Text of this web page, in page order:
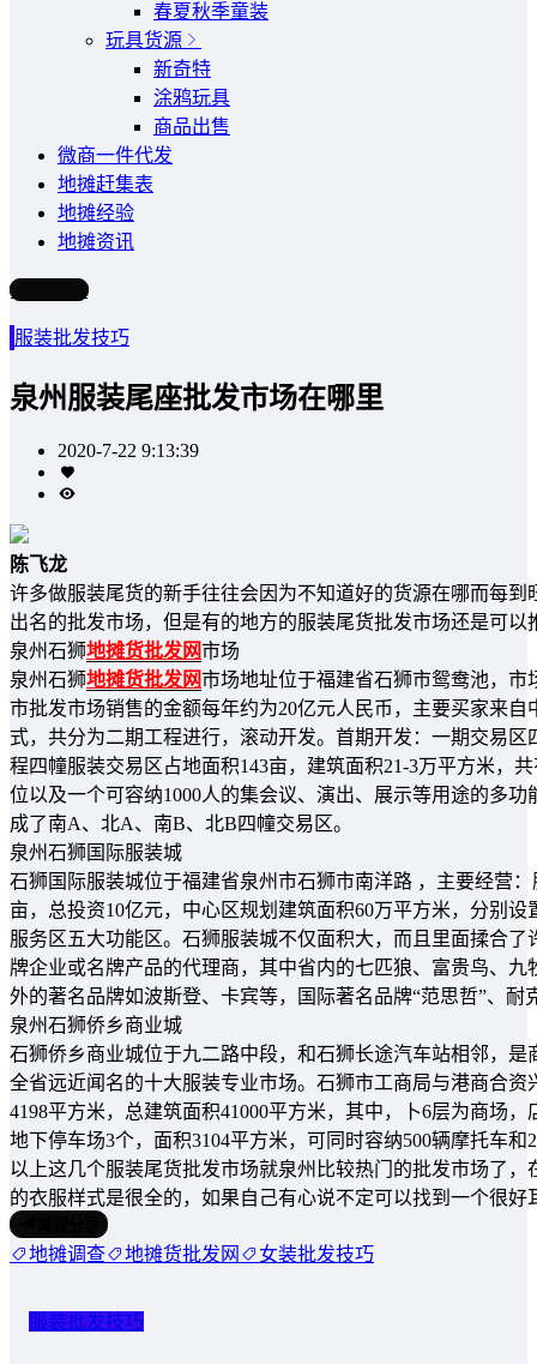
春夏秋季童装
玩具货源
新奇特
涂鸦玩具
商品出售
微商一件代发
地摊赶集表
地摊经验
地摊资讯
写文章
服装批发技巧
泉州服装尾座批发市场在哪里
2020-7-22 9:13:39
陈飞龙
许多做服装尾货的新手往往会因为不知道好的货源在哪而每
出名的批发市场，但是有的地方的服装尾货批发市场还是可
泉州石狮地摊货批发网市场
泉州石狮地摊货批发网市场地址位于福建省石狮市鸳鸯池，
市批发市场销售的金额每年约为20亿元人民币，主要买家来
式，共分为二期工程进行，滚动开发。首期开发：一期交易
程四幢服装交易区占地面积143亩，建筑面积21-3万平方米，
位以及一个可容纳1000人的集会议、演出、展示等用途的多
成了南A、北A、南B、北B四幢交易区。
泉州石狮国际服装城
石狮国际服装城位于福建省泉州市石狮市南洋路 ，主要经营
亩，总投资10亿元，中心区规划建筑面积60万平方米，分别
服务区五大功能区。石狮服装城不仅面积大，而且里面揉合
牌企业或名牌产品的代理商，其中省内的七匹狼、富贵鸟、
外的著名品牌如波斯登、卡宾等，国际著名品牌“范思哲”、
泉州石狮侨乡商业城
石狮侨乡商业城位于九二路中段，和石狮长途汽车站相邻，
全省远近闻名的十大服装专业市场。石狮市工商局与港商合
4198平方米，总建筑面积41000平方米，其中，卜6层为商场
地下停车场3个，面积3104平方米，可同时容纳500辆摩托车
以上这几个服装尾货批发市场就泉州比较热门的批发市场了
的衣服样式是很全的，如果自己有心说不定可以找到一个很
地摊调查 地摊货批发网 女装批发技巧
服装批发技巧